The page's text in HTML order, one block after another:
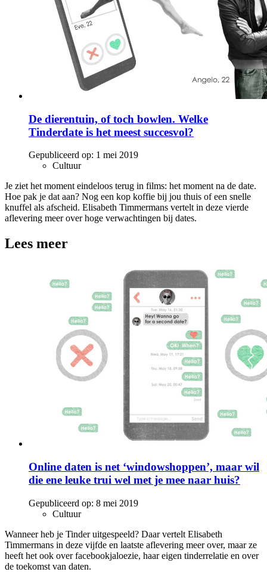
De dierentuin, of toch bowlen. Welke
Tinderdate is het meest succesvol?
Gepubliceerd op: 1 mei 2019
Cultuur
Je ziet het moment eindeloos terug in films: het moment na de date.
Hoe pak je dat aan? Nog een kop koffie bij jou thuis of een snelle
knuffel als afscheid. Elisabeth Timmermans vertelt in deze vierde
aflevering meer over hoge verwachtingen bij dates.
Lees meer
Online daten is net ‘windowshoppen’, maar wil
die ene leuke trui wel met je mee naar huis?
Gepubliceerd op: 8 mei 2019
Cultuur
Wanneer heb je Tinder uitgespeeld? Daar vertelt Elisabeth
Timmermans in deze vijfde en laatste aflevering meer over, maar ze
heeft het ook over facebookjaloezie, haar eigen tinderrelatie en over
de toekomst van daten.